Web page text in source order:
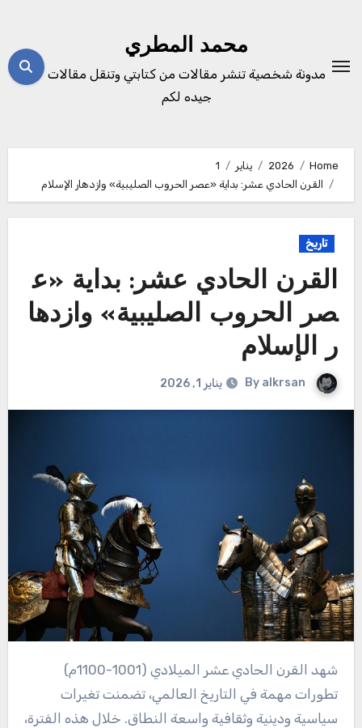
محمد المطري
مدونة شخصية تنشر مقالات من كتابتي وتنقل مقالات
جيده لكم
Home
2026 يناير
1
القرن الحادي عشر: بداية «عصر الحروب الصليبية» وازدهار الإسلام
تاريخ
القرن الحادي عشر: بداية «ع
صر الحروب الصليبية» وازدها
ر الإسلام
By alkrsan يناير 1, 2026
شهد القرن الحادي عشر الميلادي (1001-1100م)
تطورات مهمة في التاريخ العالمي، تضمنت تغيرات
سياسية ودينية وثقافية واسعة النطاق. خلال هذه الفترة،